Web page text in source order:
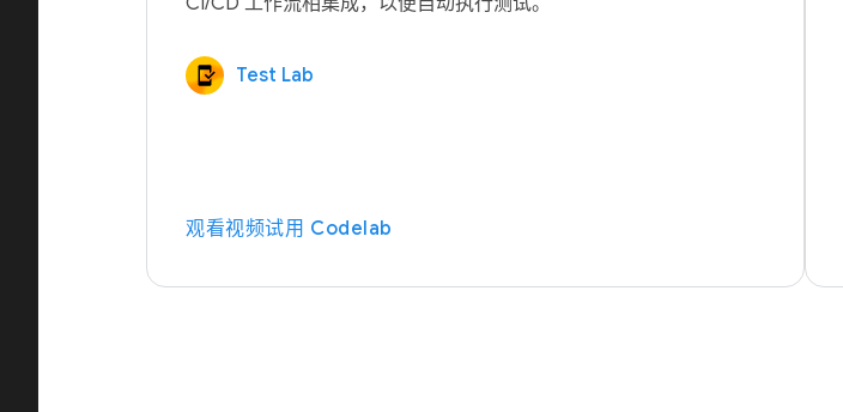
Test Lab
观看视频试用 Codelab